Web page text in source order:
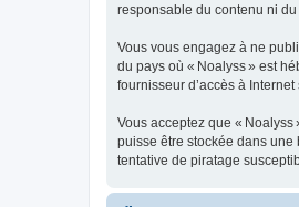
responsable du contenu ni
Vous vous engagez à ne
du pays où « Noalyss » est
fournisseur d’accès à
Vous acceptez que «
puisse être stockée dans une
tentative de piratage